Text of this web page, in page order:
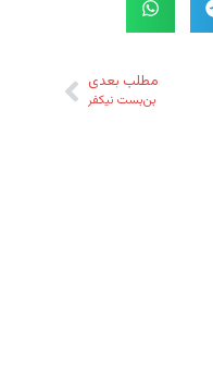
مطلب بعدی
بن‌بست نیکفر